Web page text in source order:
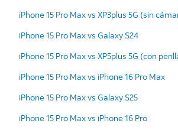
iPhone 15 Pro Max vs XP3plus 5G (sin
iPhone 15 Pro Max vs Galaxy S24
iPhone 15 Pro Max vs XP5plus 5G (con
iPhone 15 Pro Max vs iPhone 16 Pro Max
iPhone 15 Pro Max vs Galaxy S25
iPhone 15 Pro Max vs iPhone 16 Pro